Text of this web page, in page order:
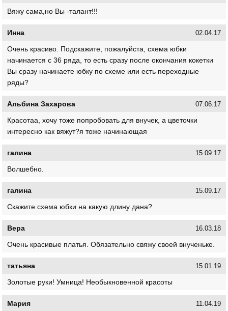
Вяжу сама,но Вы -талант!!!
Инна 02.04.17
Очень красиво. Подскажите, пожалуйста, схема юбки
начинается с 36 ряда, то есть сразу после окончания кокетки
Вы сразу начинаете юбку по схеме или есть переходные
ряды?
Альбина Захарова 07.06.17
Красотаа, хочу тоже попробовать для внучек, а цветочки
интересно как вяжут?я тоже начинающая
галина 15.09.17
Волшебно.
галина 15.09.17
Скажите схема юбки на какую длину дана?
Вера 16.03.18
Очень красивые платья. Обязательно свяжу своей внученьке.
татьяна 15.01.19
Золотые руки! Умница! Необыкновенной красоты
Мария 11.04.19